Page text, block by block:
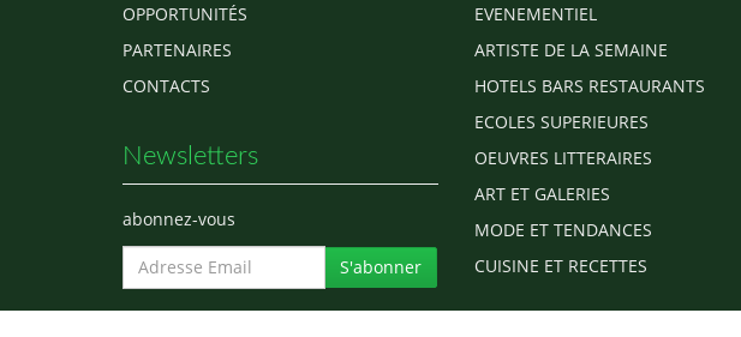
OPPORTUNITÉS
PARTENAIRES
CONTACTS
Newsletters
abonnez-vous
S'abonner
EVENEMENTIEL
ARTISTE DE LA SEMAINE
HOTELS BARS RESTAURANTS
ECOLES SUPERIEURES
OEUVRES LITTERAIRES
ART ET GALERIES
MODE ET TENDANCES
CUISINE ET RECETTES